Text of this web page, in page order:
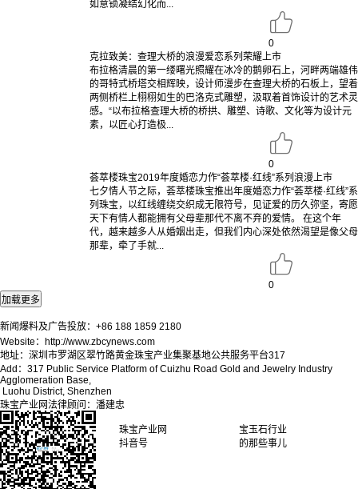
如意锁凝结幻化而...
0
克拉致美：查理大桥的浪漫爱恋系列荣耀上市
布拉格清晨的第一缕曙光照耀在冰冷的鹅卵石上，河畔两端雄伟
的哥特式桥塔交相辉映，设计师漫步在查理大桥的石板上，望着
两侧桥栏上栩栩如生的巴洛克式雕塑，汲取着首饰设计的艺术灵
感。“以布拉格查理大桥的桥拱、雕塑、诗歌、文化等为设计元
素，以匠心打造极...
0
荟萃楼珠宝2019年度婚恋力作“荟萃楼·红线”系列浪漫上市
七夕情人节之际，荟萃楼珠宝推出年度婚恋力作“荟萃楼·红线”系
列珠宝，以红线缠绕交织成无限符号，见证爱的历久弥坚，寄愿
天下有情人都能拥有父母辈那代不离不弃的爱情。 在这个年
代，越来越多人从婚姻出走，但我们内心深处依然渴望是像父母
那辈，牵了手就...
0
新闻爆料及广告投放：+86 188 1859 2180
Website：http://www.zbcynews.com
地址：深圳市罗湖区翠竹路黄金珠宝产业集聚基地公共服务平台317
Add：317 Public Service Platform of Cuizhu Road Gold and Jewelry Industry
Agglomeration Base,
Luohu District, Shenzhen
珠宝产业网法律顾问：潘建忠
珠宝产业网
抖音号
宝玉石行业
的那些事儿